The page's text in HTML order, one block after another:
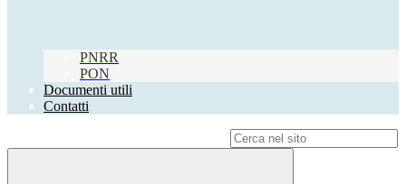
PNRR
PON
Documenti utili
Contatti